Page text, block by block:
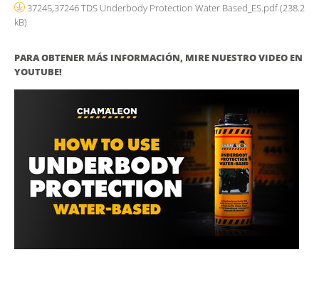
37245,37246 TDS Underbody Protection Water Based_ES.pdf(238.2
kB)
PARA OBTENER MÁS INFORMACIÓN, MIRE NUESTRO VIDEO EN
YOUTUBE!